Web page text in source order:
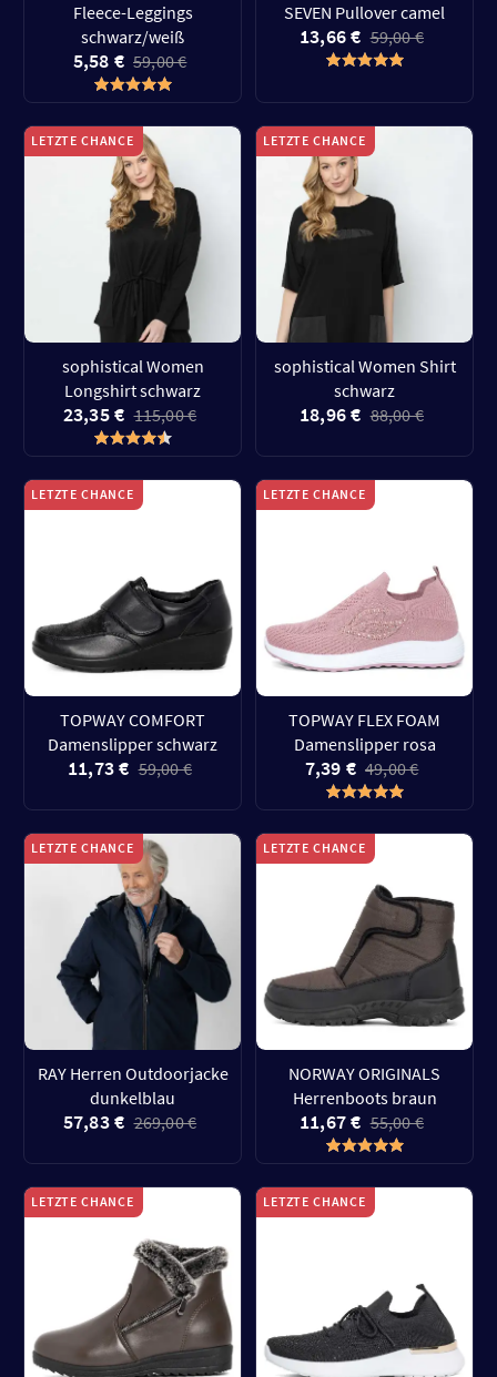
Fleece-Leggings
schwarz/weiß
5,58 € 59,00 €
SEVEN Pullover camel
13,66 € 59,00 €
LETZTE CHANCE
sophistical Women
Longshirt schwarz
23,35 € 115,00 €
LETZTE CHANCE
sophistical Women Shirt
schwarz
18,96 € 88,00 €
LETZTE CHANCE
TOPWAY COMFORT
Damenslipper schwarz
11,73 € 59,00 €
LETZTE CHANCE
TOPWAY FLEX FOAM
Damenslipper rosa
7,39 € 49,00 €
LETZTE CHANCE
RAY Herren Outdoorjacke
dunkelblau
57,83 € 269,00 €
LETZTE CHANCE
NORWAY ORIGINALS
Herrenboots braun
11,67 € 55,00 €
LETZTE CHANCE LETZTE CHANCE